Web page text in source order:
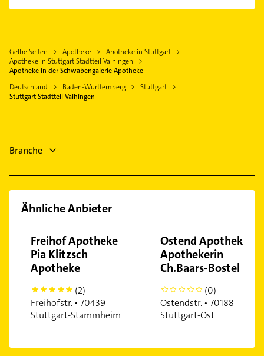
Möhringen
Ost
Plieningen
Rot
Stammheim
West
Leonberg Württemberg
Ditzingen
Korntal-Münchingen
Ostfildern
Elektro Reparatur
Krankengymnastik
Bauunternehmen
Gasinstallateur
Fensterbauer
Fenster
Elektroinstallation
Elektriker
Gebäudereinigung
Gelbe Seiten Apotheke
Apotheke in Stuttgart
Apotheke in Stuttgart Stadtteil Vaihingen
Apotheke in der Schwabengalerie Apotheke
Deutschland
Baden-Württemberg
Stuttgart
Stuttgart Stadtteil Vaihingen
Branche
Ähnliche Anbieter
Freihof Apotheke
Pia Klitzsch
Apotheke
5
(2)
Freihofstr. • 70439
Stuttgart-Stammheim
Ostend Apotheke
Apothekerin
Ch.Baars-Bostel
0
(0)
Ostendstr. • 70188
Stuttgart-Ost